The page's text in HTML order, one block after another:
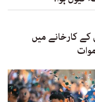
کے کارخانے میں